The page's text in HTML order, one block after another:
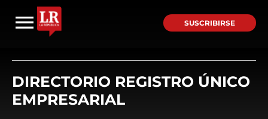
SUSCRIBIRSE
DIRECTORIO REGISTRO ÚNICO
EMPRESARIAL